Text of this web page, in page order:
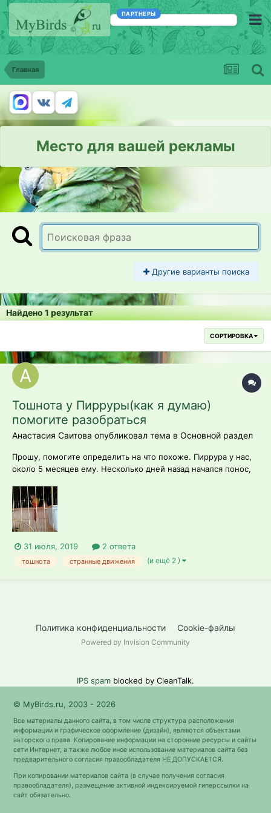
ПАРТНЕРЫ
Главная
Место для вашей рекламы
Другие варианты поиска
Найдено 1 результат
СОРТИРОВКА
Тошнота у Пирруры(как я думаю)
помогите разобраться
Анастасия Саитова опубликовал тема в Основной раздел
Прошу, помогите определить на что похоже. Пиррура у нас,
около 5 месяцев ему. Несколько дней назад начался понос,
дня утром застала его за действиями: сидел на жерди,
приспущены крылья( как бы полностью раслаблены, ниже
лап висели) открыл клюв...
31 июля, 2019 2 ответа
тошнота странные движения (и ещё 2 )
Политика конфиденциальности Cookie-файлы
Powered by Invision Community
IPS spam blocked by CleanTalk.
© MyBirds.ru, 2003 - 2026
Все материалы данного сайта, в том числе структура расположения
информации и графическое оформление (дизайн), являются объектами
авторского права. Копирование информации на сторонние ресурсы и сайты
сети Интернет, а также любое иное использование материалов сайта без
предварительного согласия правообладателя НЕ ДОПУСКАЕТСЯ.
При копировании материалов сайта (в случае получения согласия
правообладателя), размещение активной индексируемой гиперссылки на
сайт обязательно.